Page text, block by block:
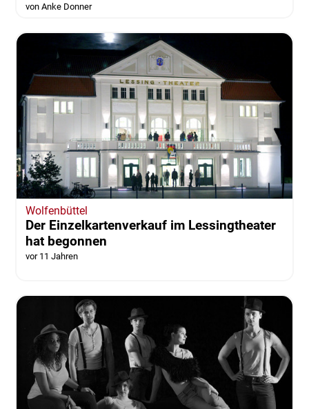
von Anke Donner
Wolfenbüttel
Der Einzelkartenverkauf im Lessingtheater
hat begonnen
vor 11 Jahren